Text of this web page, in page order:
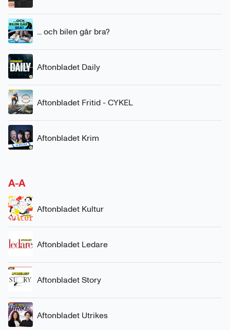
... och bilen går bra?
Aftonbladet Daily
Aftonbladet Fritid - CYKEL
Aftonbladet Krim
A-A
Aftonbladet Kultur
Aftonbladet Ledare
Aftonbladet Story
Aftonbladet Utrikes